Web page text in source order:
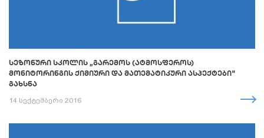
ᲡᲔᲖᲝᲜᲣᲠᲘ ᲡᲙᲝᲚᲘᲡ „ᲒᲐᲠᲔᲛᲝᲡ (ᲐᲢᲛᲝᲡᲤᲔᲠᲝᲡ)
ᲛᲝᲜᲘᲢᲝᲠᲘᲜᲒᲘᲡ ᲥᲘᲛᲘᲣᲠᲘ ᲓᲐ ᲛᲐᲗᲔᲛᲐᲢᲘᲙᲣᲠᲘ ᲐᲡᲞᲔᲥᲢᲔᲑᲘ"
ᲒᲐᲮᲡᲜᲐ
14 სექტემბერი 2016